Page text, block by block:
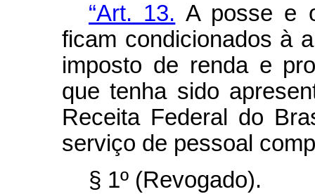
“Art. 13. A posse e
ficam condicionados à
imposto de renda e
que tenha sido
Receita Federal do
serviço de pessoal
§ 1º (Revogado).